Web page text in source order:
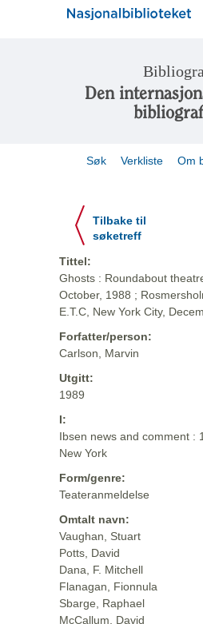
Den
Søk Verkliste Om
Tilbake til
søketreff
Tittel:
Ghosts : Roundabout
October, 1988 ;
E.T.C, New York City,
Forfatter/person:
Carlson, Marvin
Utgitt:
1989
I:
Ibsen news and comment :
New York
Form/genre:
Teateranmeldelse
Omtalt navn:
Vaughan, Stuart
Potts, David
Dana, F. Mitchell
Flanagan, Fionnula
Sbarge, Raphael
McCallum, David